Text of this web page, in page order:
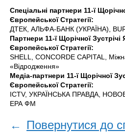
Спеціальні партнери 11-ї
Європейської Стратегії:
ДТЕК, АЛЬФА-БАНК (УКРАЇНА),
Партнери 11-ї Щорічної Зустрічі
Європейської Стратегії:
SHELL, CONCORDE CAPITAL,
«Відродження»
Медіа-партнери 11-ї Щорічної
Європейської Стратегії:
ICTV, УКРАЇНСЬКА ПРАВДА,
ЕРА ФM
← Повернутися до